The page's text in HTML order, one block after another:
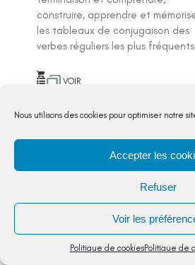
Nous utilisons des cookies pour optimiser notre
Accepter les
Refuser
Voir les
Politique de cookiesPolitique de
construire, apprendre et
les tableaux de conjugaison des
verbes réguliers les plus
VOIR
Phrases
Etude de la langue,
Quels objectifs ? Lire